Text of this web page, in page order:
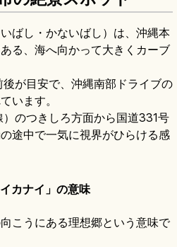
ばし・かないばし）は、沖縄本
る、海へ向かって大きくカーブ
が目安で、沖縄南部ドライブの
います。
のつきしろ方面から国道331号
途中で一気に視界がひらける感
カナイ」の意味
こうにある理想郷という意味で